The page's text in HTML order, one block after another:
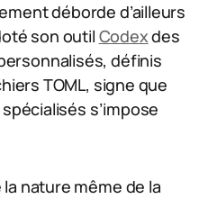
déborde d’ailleurs
son outil Codexdes
définis
TOML, signe que
s’impose
nature même de la